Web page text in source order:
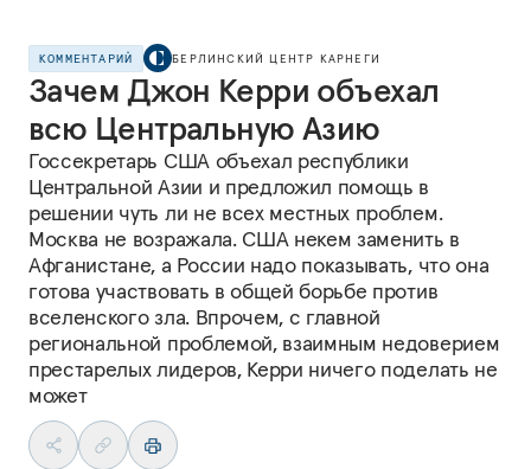
КОММЕНТАРИЙ БЕРЛИНСКИЙ ЦЕНТР КАРНЕГИ
Зачем Джон Керри объехал
всю Центральную Азию
Госсекретарь США объехал республики
Центральной Азии и предложил помощь в
решении чуть ли не всех местных проблем.
Москва не возражала. США некем заменить в
Афганистане, а России надо показывать, что она
готова участвовать в общей борьбе против
вселенского зла. Впрочем, с главной
региональной проблемой, взаимным недоверием
престарелых лидеров, Керри ничего поделать не
может